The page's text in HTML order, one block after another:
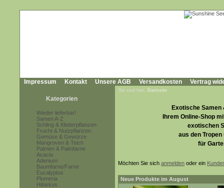
Impressum Kontakt Unsere AGB Versandkosten Vertrag
Kategorien
Wieder lieferbar!
Samen A-Z
Schling & Kletterpflanzen
Frucht & Nutzpflanzen
Gemüse & Gewürze
Mangroven & Teich
Palmen & Palmfarne
Acacia
Adenium
Baumfarne/Farne
Eucalyptus
Plumeria
Hibiskus
Sie sind hier: Startseite
Exotische Samen
Ihrem Online-Shop
exotischen
aus den
für
Möchten Sie sich anmelden oder ein
Neue Produkte im August